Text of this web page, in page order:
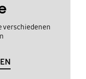
verschiedenen